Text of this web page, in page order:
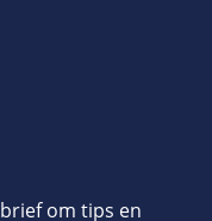
om tips en